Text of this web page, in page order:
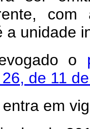
com
a unidade
o
de 11
em